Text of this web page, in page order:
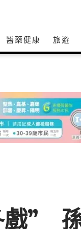
醫藥健康 旅遊
戲”